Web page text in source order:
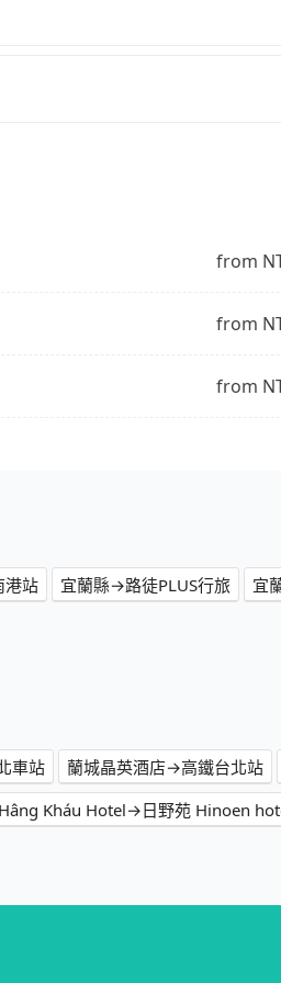
您也可以選擇使用像是旅步提供
多，需要大T保母車、20人座中
from
from
from
港站 宜蘭縣→路徒PLUS行旅 宜
車站 蘭城晶英酒店→高鐵台北站
Hâng Kháu Hotel→日野苑 Hinoen